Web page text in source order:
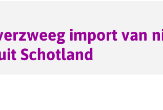
import van
Schotland